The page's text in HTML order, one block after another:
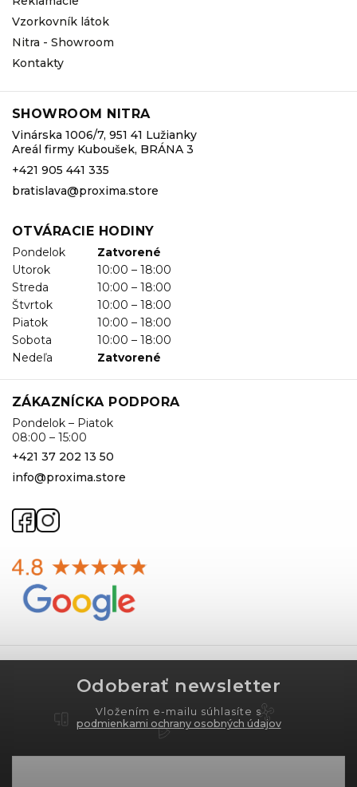
Vzorkovník látok
Nitra - Showroom
Kontakty
SHOWROOM NITRA
Vinárska 1006/7, 951 41 Lužianky
Areál firmy Kuboušek, BRÁNA 3
+421 905 441 335
bratislava@proxima.store
OTVÁRACIE HODINY
Pondelok
Zatvorené
Utorok
10:00 – 18:00
Streda
10:00 – 18:00
Štvrtok
10:00 – 18:00
Piatok
10:00 – 18:00
Sobota
10:00 – 18:00
Nedeľa
Zatvorené
ZÁKAZNÍCKA PODPORA
Pondelok – Piatok
08:00 – 15:00
+421 37 202 13 50
info@proxima.store
Odoberať newsletter
Vložením e-mailu súhlasíte s
podmienkami ochrany osobných údajov